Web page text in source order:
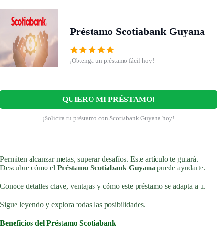
Préstamo Scotiabank Guyana
¡Obtenga un préstamo fácil hoy!
QUIERO MI PRÉSTAMO!
¡Solicita tu préstamo con Scotiabank Guyana hoy!
Permiten alcanzar metas, superar desafíos. Este artículo te guiará.
Descubre cómo el Préstamo Scotiabank Guyana puede ayudarte.
Conoce detalles clave, ventajas y cómo este préstamo se adapta a ti.
Sigue leyendo y explora todas las posibilidades.
Beneficios del Préstamo Scotiabank